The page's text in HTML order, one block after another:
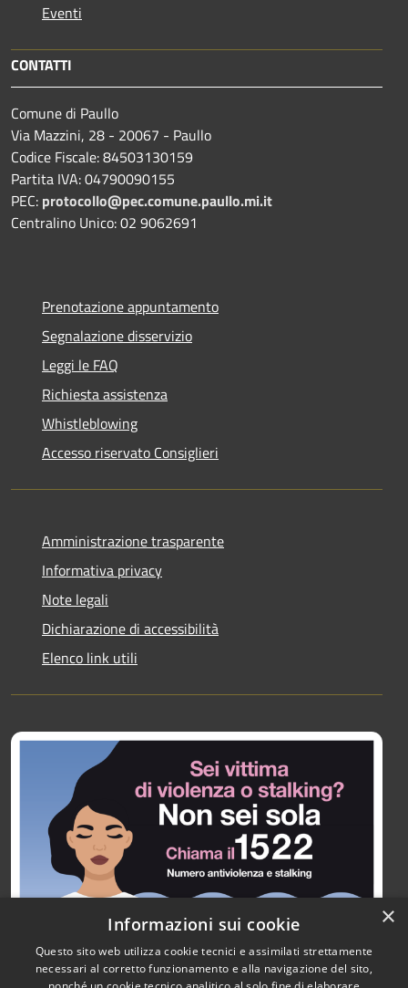
Eventi
CONTATTI
Comune di Paullo
Via Mazzini, 28 - 20067 - Paullo
Codice Fiscale: 84503130159
Partita IVA: 04790090155
PEC: protocollo@pec.comune.paullo.mi.it
Centralino Unico: 02 9062691
Prenotazione appuntamento
Segnalazione disservizio
Leggi le FAQ
Richiesta assistenza
Whistleblowing
Accesso riservato Consiglieri
Amministrazione trasparente
Informativa privacy
Note legali
Dichiarazione di accessibilità
Elenco link utili
×
Informazioni sui cookie
Questo sito web utilizza cookie tecnici e assimilati strettamente
necessari al corretto funzionamento e alla navigazione del sito,